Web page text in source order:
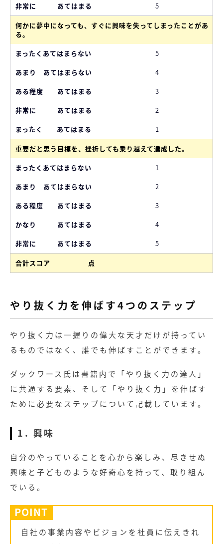
5
何かに夢中になっても、すぐに興味を失ってしまったことがあ
る。
5
4
3
2
1
重要だと思う目標を、挫折しても乗り越えて達成した。
1
2
3
4
5
合計スコア 点
やり抜く力を伸ばす4つのステップ
やり抜く力は一握りの偉大な天才だけが持ってい
るものではなく、誰でも伸ばすことができます。
ダックワース氏は書籍内で「やり抜く力の達人」
に共通する要素、そして「やり抜く力」を伸ばす
ために必要なステップについて記載しています。
1. 興味
自分のやっていることを心から楽しみ、尽きせぬ
興味と子どものような好奇心を持って、取り組ん
でいる。
POINT
自社の事業内容やビジョンを社員に伝えきれ